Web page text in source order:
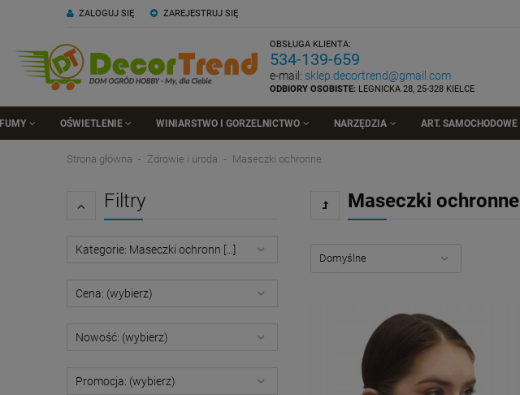
ZAREJESTRUJ SIĘ
ZALOGUJ SIĘ
OBSŁUGA KLIENTA:
534-139-659
e-mail: sklep.decortrend@gmail.com
ODBIORY OSOBISTE: LEGNICKA 28, 25-328 KIELCE
OŚWIETLENIE WINIARSTWO I GORZELNICTWO NARZĘDZIA ART. SAMOCHODOWE
Strona główna Zdrowie i uroda Maseczki ochronne
Filtry
Kategorie: Maseczki ochronn [...]
Cena: (wybierz)
Nowość: (wybierz)
Promocja: (wybierz)
Maseczki ochronne